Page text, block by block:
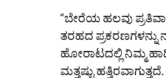
“ಬೇರೆಯ ಹಲವು
ತರಹದ ಪ್ರಕರಣಗಳನ್ನು
ಹೋರಾಟದಲ್ಲಿ ನಿಮ್ಮ
ಮತ್ತಷ್ಟು